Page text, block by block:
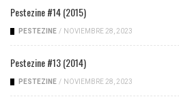
Pestezine #14 (2015)
PESTEZINE / NOVIEMBRE 28, 2023
Pestezine #13 (2014)
PESTEZINE / NOVIEMBRE 28, 2023